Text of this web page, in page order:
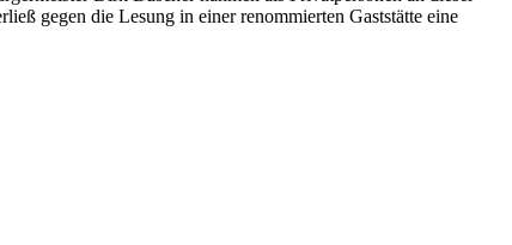
gegen die Lesung in einer renommierten Gaststätte eine